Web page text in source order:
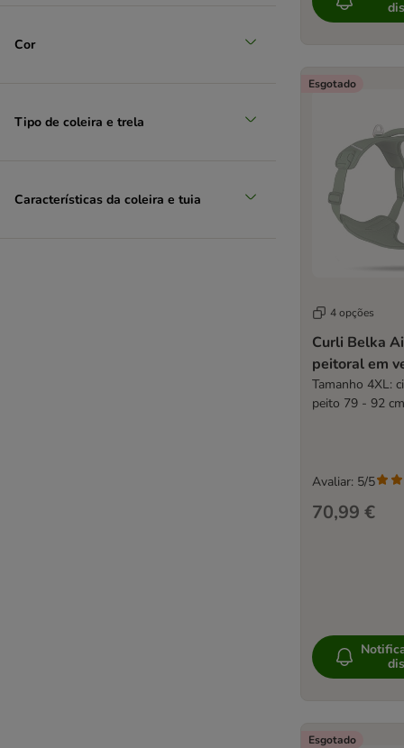
Cor
Tipo de coleira e trela
Características da coleira e tuia
Esgotado
4 opções
Curli Belka
peitoral em
Tamanho 4XL:
peito 79 - 92 cm
70,99 €
Avaliar: 5/5
Esgotado